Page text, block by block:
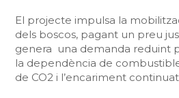
El projecte impulsa la
dels boscos, pagant un preu
genera una demanda reduint
la dependència de
de CO2 i l’encariment